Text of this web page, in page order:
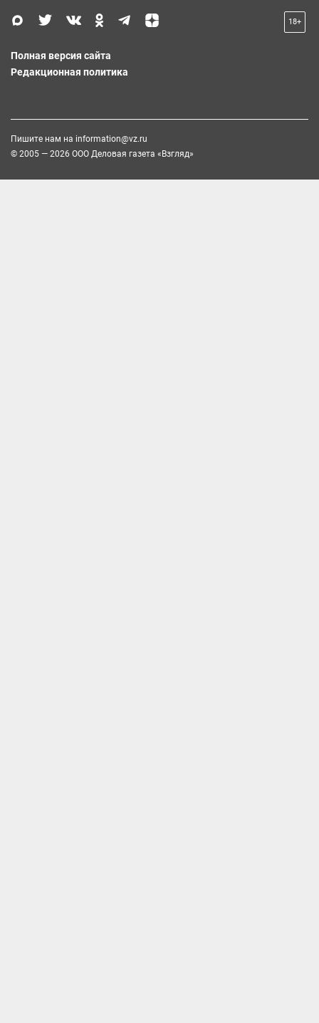
18+
Полная версия сайта
Редакционная политика
Пишите нам на information@vz.ru
© 2005 — 2026 ООО Деловая газета «Взгляд»